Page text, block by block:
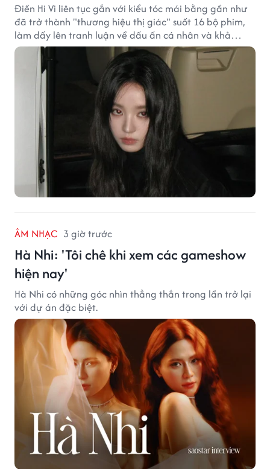
Điền Hi Vi liên tục gắn với kiểu tóc mái bằng gần như
đã trở thành "thương hiệu thị giác" suốt 16 bộ phim,
làm dấy lên tranh luận về dấu ấn cá nhân và khả
năng biến hóa trên màn ảnh.
ÂM NHẠC 3 giờ trước
Hà Nhi: 'Tôi chê khi xem các gameshow
hiện nay'
Hà Nhi có những góc nhìn thẳng thắn trong lần trở lại
với dự án đặc biệt.